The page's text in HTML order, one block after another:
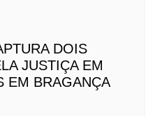
DOIS
JUSTIÇA EM
EM BRAGANÇA